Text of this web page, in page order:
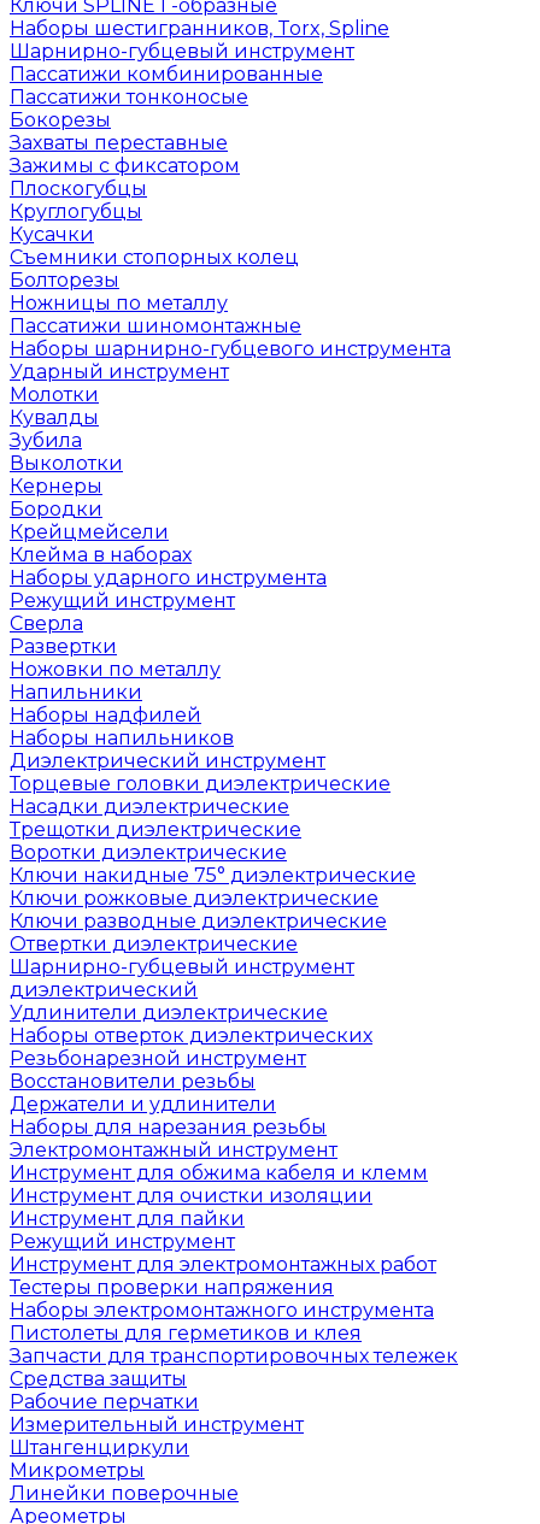
Ключи SPLINE Г-образные
Наборы шестигранников, Torx, Spline
Шарнирно-губцевый инструмент
Пассатижи комбинированные
Пассатижи тонконосые
Бокорезы
Захваты переставные
Зажимы с фиксатором
Плоскогубцы
Круглогубцы
Кусачки
Съемники стопорных колец
Болторезы
Ножницы по металлу
Пассатижи шиномонтажные
Наборы шарнирно-губцевого инструмента
Ударный инструмент
Молотки
Кувалды
Зубила
Выколотки
Кернеры
Бородки
Крейцмейсели
Клейма в наборах
Наборы ударного инструмента
Режущий инструмент
Сверла
Развертки
Ножовки по металлу
Напильники
Наборы надфилей
Наборы напильников
Диэлектрический инструмент
Торцевые головки диэлектрические
Насадки диэлектрические
Трещотки диэлектрические
Воротки диэлектрические
Ключи накидные 75° диэлектрические
Ключи рожковые диэлектрические
Ключи разводные диэлектрические
Отвертки диэлектрические
Шарнирно-губцевый инструмент
диэлектрический
Удлинители диэлектрические
Наборы отверток диэлектрических
Резьбонарезной инструмент
Восстановители резьбы
Держатели и удлинители
Наборы для нарезания резьбы
Электромонтажный инструмент
Инструмент для обжима кабеля и клемм
Инструмент для очистки изоляции
Инструмент для пайки
Режущий инструмент
Инструмент для электромонтажных работ
Тестеры проверки напряжения
Наборы электромонтажного инструмента
Пистолеты для герметиков и клея
Запчасти для транспортировочных тележек
Средства защиты
Рабочие перчатки
Измерительный инструмент
Штангенциркули
Микрометры
Линейки поверочные
Ареометры